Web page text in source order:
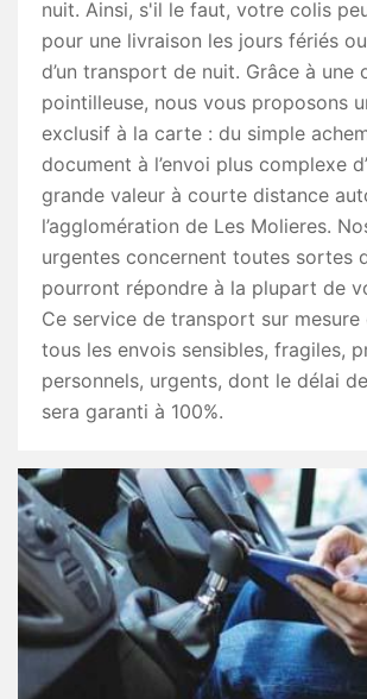
nuit. Ainsi, s'il le faut, votre colis
pour une livraison les jours fériés
d’un transport de nuit. Grâce à une
pointilleuse, nous vous proposons
exclusif à la carte : du simple
document à l’envoi plus complexe
grande valeur à courte distance
l’agglomération de Les Molieres.
urgentes concernent toutes sortes
pourront répondre à la plupart de
Ce service de transport sur mesure
tous les envois sensibles, fragiles,
personnels, urgents, dont le délai
sera garanti à 100%.